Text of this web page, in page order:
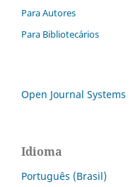
Para Autores
Para Bibliotecários
Open Journal Systems
Idioma
Português (Brasil)